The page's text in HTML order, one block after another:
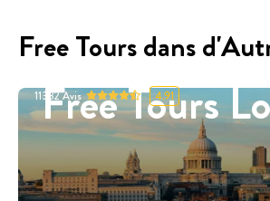
Free Tours dans
Free Tours
11332Avis 4.91